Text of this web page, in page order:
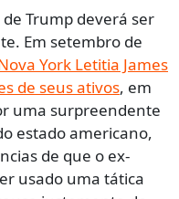
Trump deverá ser
Em setembro de
York Letitia James
de seus ativos, em
uma surpreendente
estado americano,
de que o ex-
usado uma tática